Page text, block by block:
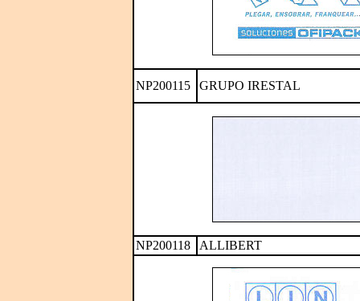
NP200115 GRUPO IRESTAL
NP200118 ALLIBERT